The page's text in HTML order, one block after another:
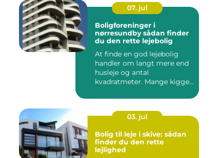
07. jul
Boligforeninger i
nørresundby sådan finder
du den rette lejebolig
At finde en god lejebolig
handler om langt mere end
husleje og antal
kvadratmeter. Mange kigger
03. jul
Bolig til leje i skive: sådan
finder du den rette
lejlighed